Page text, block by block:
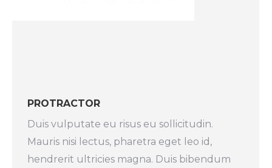
PROTRACTOR
Duis vulputate eu risus eu sollicitudin.
Mauris nisi lectus, pharetra eget leo id,
hendrerit ultricies magna. Duis bibendum